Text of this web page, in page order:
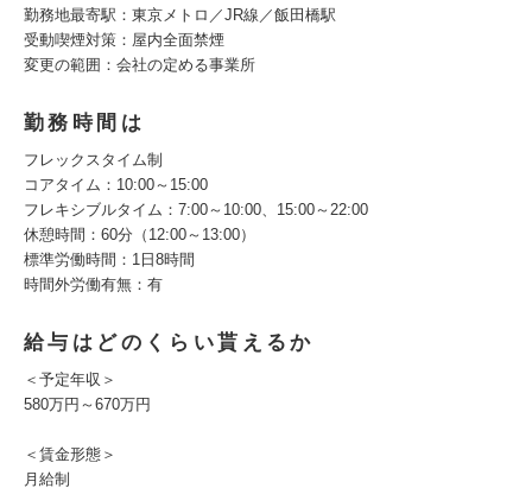
勤務地最寄駅：東京メトロ／JR線／飯田橋駅
受動喫煙対策：屋内全面禁煙
変更の範囲：会社の定める事業所
勤務時間は
フレックスタイム制
コアタイム：10:00～15:00
フレキシブルタイム：7:00～10:00、15:00～22:00
休憩時間：60分（12:00～13:00）
標準労働時間：1日8時間
時間外労働有無：有
給与はどのくらい貰えるか
＜予定年収＞
580万円～670万円
＜賃金形態＞
月給制